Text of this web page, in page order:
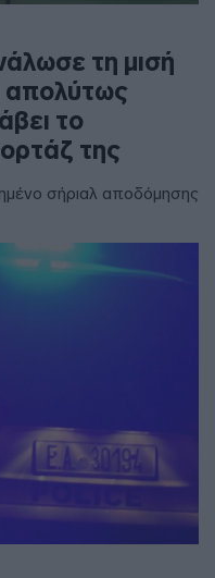
τη μισή
απολύτως
το
της
σήριαλ αποδόμησης